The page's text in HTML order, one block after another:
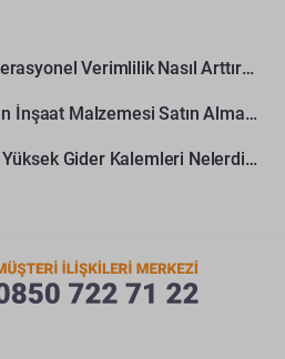
Maden Ocaklarında Operasyonel Verimlilik Nasıl Arttırılır?
Müteahhitler İçin Toptan İnşaat Malzemesi Satın Alma Rehberi
Maden Ocaklarında En Yüksek Gider Kalemleri Nelerdir?